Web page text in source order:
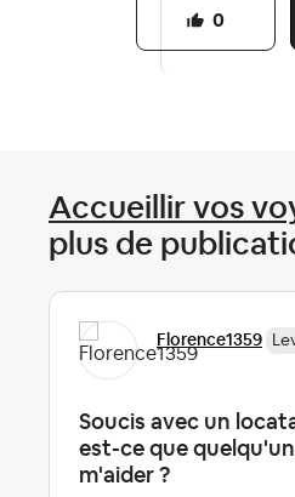
0
Accueillir vos
plus de
Florence1359
Soucis avec un
est-ce que
m'aider ?